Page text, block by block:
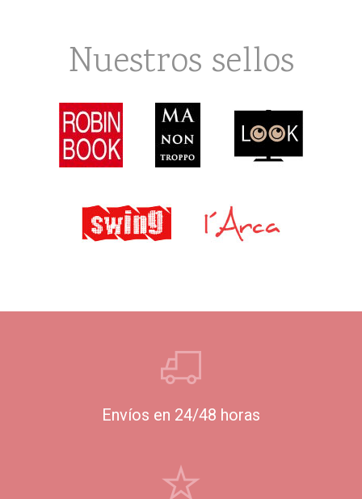
Nuestros sellos
Envíos en 24/48 horas